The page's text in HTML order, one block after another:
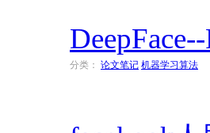
分类： 论文笔记 机器学习算法